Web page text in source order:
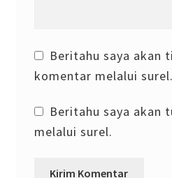
Beritahu saya akan
komentar melalui surel.
Beritahu saya akan
melalui surel.